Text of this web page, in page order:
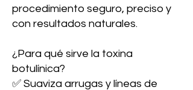
procedimiento seguro, preciso y
con resultados naturales.
¿Para qué sirve la toxina
botulínica?
✅ Suaviza arrugas y líneas de